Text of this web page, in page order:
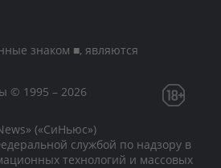
знаком ■, являются
© 1995 – 2026
(«СиНьюс»)
службой по надзору в
технологий и массовых